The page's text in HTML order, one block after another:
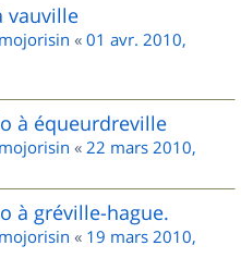
vauville
« 01 avr. 2010,
à équeurdreville
« 22 mars 2010,
à gréville-hague.
« 19 mars 2010,